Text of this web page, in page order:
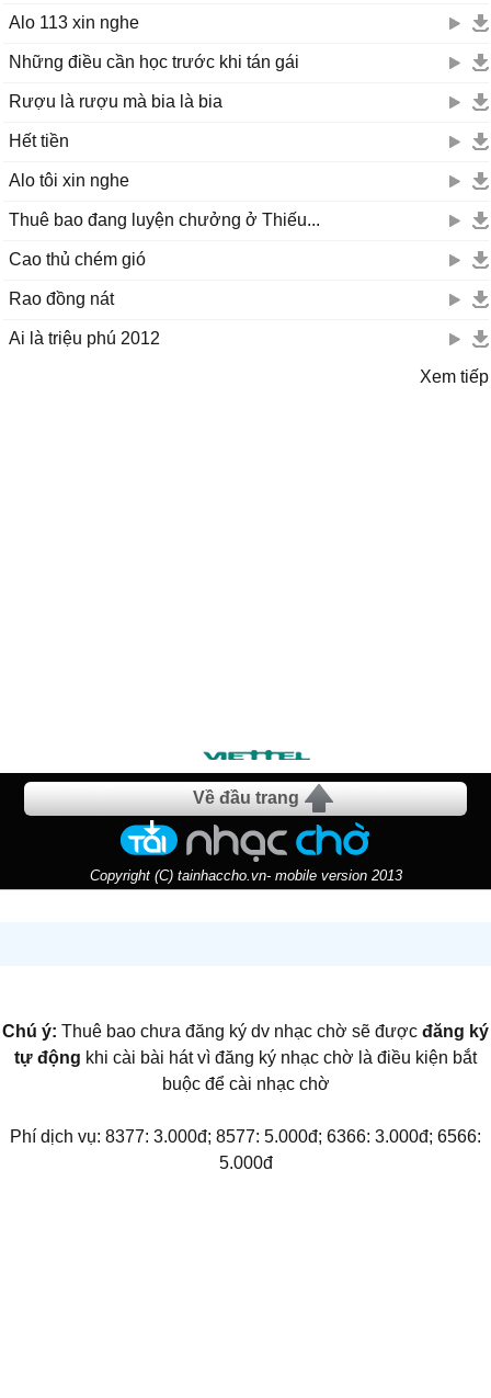
Alo 113 xin nghe
Những điều cần học trước khi tán gái
Rượu là rượu mà bia là bia
Hết tiền
Alo tôi xin nghe
Thuê bao đang luyện chưởng ở Thiếu...
Cao thủ chém gió
Rao đồng nát
Ai là triệu phú 2012
Xem tiếp
Về đầu trang
Copyright (C) tainhaccho.vn- mobile version 2013
Chú ý: Thuê bao chưa đăng ký dv nhạc chờ sẽ được đăng ký
tự động khi cài bài hát vì đăng ký nhạc chờ là điều kiện bắt
buộc để cài nhạc chờ
Phí dịch vụ: 8377: 3.000đ; 8577: 5.000đ; 6366: 3.000đ; 6566:
5.000đ